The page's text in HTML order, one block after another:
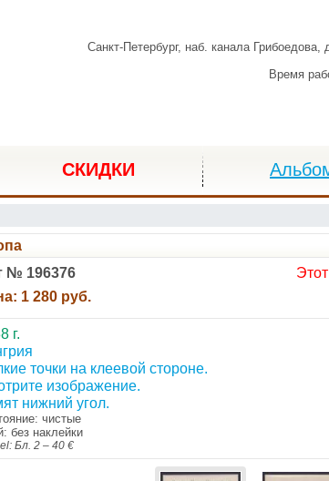
Санкт-Петербург, наб. канала Грибоедова,
Время
СКИДКИ
№ 196376
1 280 руб.
г.
точки на клеевой стороне.
изображение.
нижний угол.
чистые
без наклейки
Бл. 2 – 40 €